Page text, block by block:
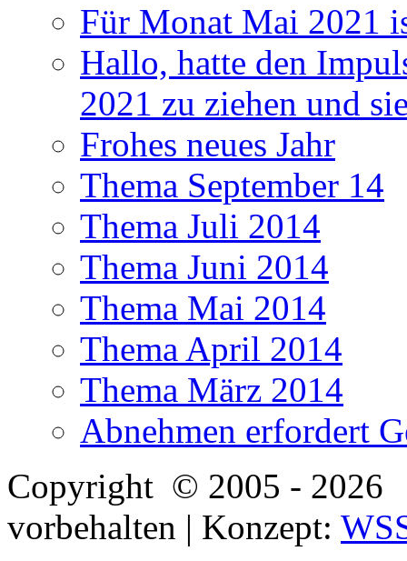
Für Monat Mai 2021
Hallo, hatte den
2021 zu ziehen und
Frohes neues Jahr
Thema September 14
Thema Juli 2014
Thema Juni 2014
Thema Mai 2014
Thema April 2014
Thema März 2014
Abnehmen erfordert
Copyright © 2005 - 2026
vorbehalten | Konzept: